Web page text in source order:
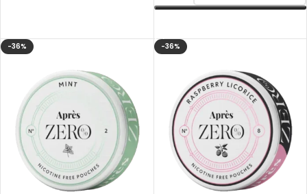
-36% -36%